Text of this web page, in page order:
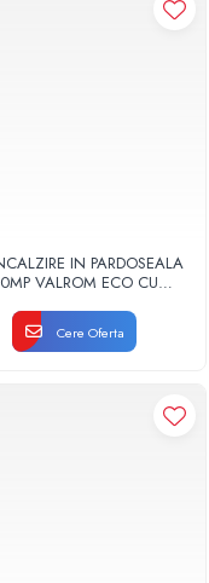
IN PARDOSEALA
VALROM ECO CU
Cere Oferta